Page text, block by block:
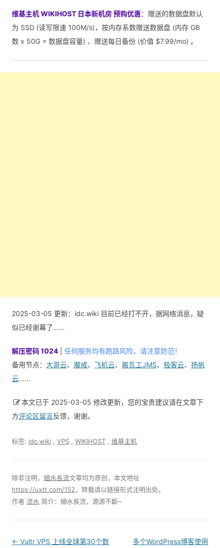
维基主机 WIKIHOST 日本新机房 预购优惠：赠送的数据盘默认
为 SSD (读写限速 100M/s)，按内存系数赠送数据盘 (内存 GB
数 x 50G = 数据盘容量) 、赠送每日备份 (价值 $7.99/mo) 。
2025-03-05 更新：idc.wiki 目前已经打不开，据网络消息，疑
似已经谢幕了……
解压密码 1024
任何服务均有跑路风险，请注意防范！
备用节点： 大哥云、 魔戒、 飞机云、 搬瓦工JMS、 极客云、 扬帆
云……
本文已于 2025-03-05 修改更新，您的宝贵建议请在文章下
方评论区留言反馈，谢谢。
标签: idc.wiki VPS WIKIHOST 维基主机
除非注明， 細水長流文章均为原创，本文地址
https://uxtt.com/152，转载请以链接形式注明出处。
作者 流水 简介：細水長流，源源不斷~
Post
← Vultr VPS 上线全球第30个数
多个WordPress博客使用